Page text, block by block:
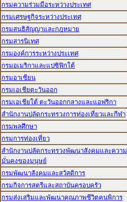
กรมความร่วมมือระหว่างประเทศ
กรมเศรษฐกิจระหว่างประเทศ
กรมสนธิสัญญาและกฎหมาย
กรมสารนิเทศ
กรมองค์การระหว่างประเทศ
กรมอเมริกาและแปซิฟิกใต้
กรมอาเซียน
กรมเอเชียตะวันออก
กรมเอเชียใต้ ตะวันออกกลางและแอฟริกา
สำนักงานปลัดกระทรวงการท่องเที่ยวและกีฬา
กรมพลศึกษา
กรมการท่องเที่ยว
สำนักงานปลัดกระทรวงพัฒนาสังคมและความ
มั่นคงของมนุษย์
กรมพัฒนาสังคมและสวัสดิการ
กรมกิจการสตรีและสถาบันครอบครัว
กรมส่งเสริมและพัฒนาคุณภาพชีวิตคนพิการ